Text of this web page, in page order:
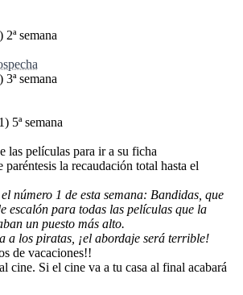
) 2ª semana
) 3ª semana
) 5ª semana
las películas para ir a su ficha
la recaudación total hasta el
número 1 de esta semana: Bandidas, que
escalón para todas las películas que la
un puesto más alto.
a los piratas, ¡el abordaje será terrible!
de vacaciones!!
cine. Si el cine va a tu casa al final acabará